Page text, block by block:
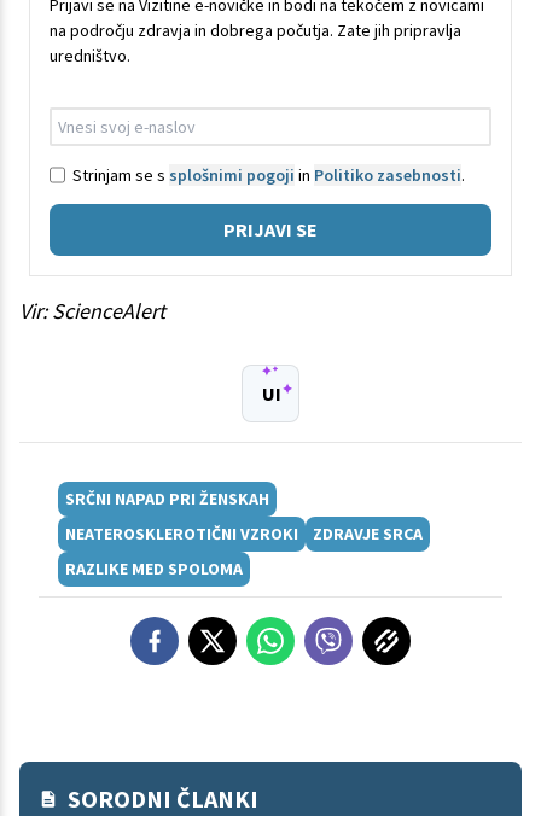
Prijavi se na Vizitine e-novičke in bodi na tekočem z novicami
na področju zdravja in dobrega počutja. Zate jih pripravlja
uredništvo.
Strinjam se s splošnimi pogoji in Politiko zasebnosti.
PRIJAVI SE
Vir: ScienceAlert
UI
SRČNI NAPAD PRI ŽENSKAH
NEATEROSKLEROTIČNI VZROKI
ZDRAVJE SRCA
RAZLIKE MED SPOLOMA
SORODNI ČLANKI